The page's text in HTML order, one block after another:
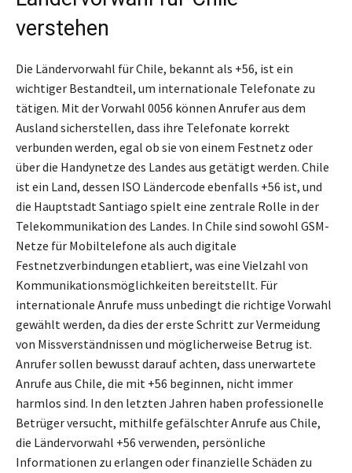
verstehen
Die Ländervorwahl für Chile, bekannt als +56, ist ein
wichtiger Bestandteil, um internationale Telefonate zu
tätigen. Mit der Vorwahl 0056 können Anrufer aus dem
Ausland sicherstellen, dass ihre Telefonate korrekt
verbunden werden, egal ob sie von einem Festnetz oder
über die Handynetze des Landes aus getätigt werden. Chile
ist ein Land, dessen ISO Ländercode ebenfalls +56 ist, und
die Hauptstadt Santiago spielt eine zentrale Rolle in der
Telekommunikation des Landes. In Chile sind sowohl GSM-
Netze für Mobiltelefone als auch digitale
Festnetzverbindungen etabliert, was eine Vielzahl von
Kommunikationsmöglichkeiten bereitstellt. Für
internationale Anrufe muss unbedingt die richtige Vorwahl
gewählt werden, da dies der erste Schritt zur Vermeidung
von Missverständnissen und möglicherweise Betrug ist.
Anrufer sollen bewusst darauf achten, dass unerwartete
Anrufe aus Chile, die mit +56 beginnen, nicht immer
harmlos sind. In den letzten Jahren haben professionelle
Betrüger versucht, mithilfe gefälschter Anrufe aus Chile,
die Ländervorwahl +56 verwenden, persönliche
Informationen zu erlangen oder finanzielle Schäden zu